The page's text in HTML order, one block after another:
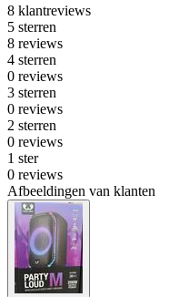
8 klantreviews
5 sterren
8 reviews
4 sterren
0 reviews
3 sterren
0 reviews
2 sterren
0 reviews
1 ster
0 reviews
Afbeeldingen van klanten